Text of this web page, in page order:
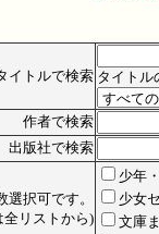
イトルで検索 タイトル
作者で検索
出版社で検索
選択可です。
リストから)
少年
少女
文庫